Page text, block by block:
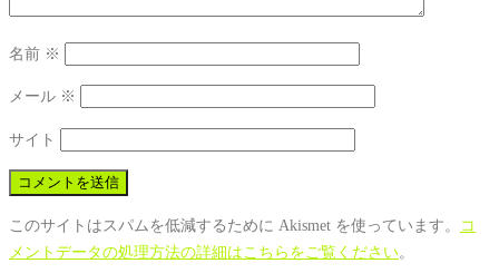
名前 ※
メール ※
サイト
このサイトはスパムを低減するために Akismet を使っています。
コ
メントデータの処理方法の詳細はこちらをご覧ください。